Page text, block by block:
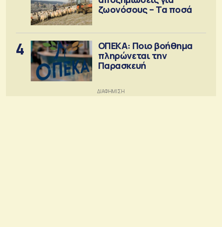
ζωονόσους – Τα ποσά
4
ΟΠΕΚΑ: Ποιο βοήθημα
πληρώνεται την
Παρασκευή